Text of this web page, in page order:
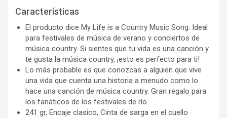
Características
El producto dice My Life is a Country Music Song. Ideal
para festivales de música de verano y conciertos de
música country. Si sientes que tu vida es una canción y
te gusta la música country, ¡esto es perfecto para ti!
Lo más probable es que conozcas a alguien que vive
una vida que cuenta una historia a menudo como lo
hace una canción de música country. Gran regalo para
los fanáticos de los festivales de río
241 gr, Encaje clasico, Cinta de sarga en el cuello